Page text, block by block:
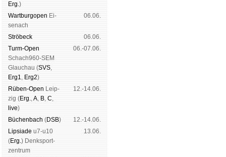
Erg.)
Wart­burg­open Ei­
se­nach
06.06.
Strö­beck
06.06.
Turm-Open
Schach960-SEM
Glau­chau (SVS,
Erg1, Erg2)
06.-07.06.
Rüben-Open Leip­
zig (Erg.,A, B, C,
live)
12.-14.06.
Büchen­bach (DSB)
12.-14.06.
Lipsiade u7-u10
(Erg.) Denk­sport­
zen­trum
13.06.